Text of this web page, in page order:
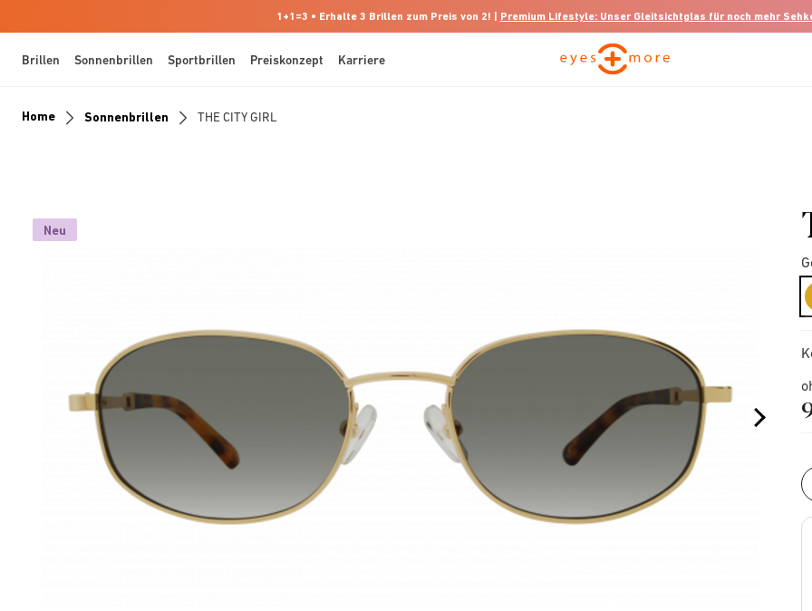
1+1=3 • Erhalte 3 Brillen zum Preis von 2! | Premium Lifestyle: Unser Gleitsichtglas für noch mehr
Brillen Sonnenbrillen Sportbrillen Preiskonzept Karriere
Home Sonnenbrillen THE CITY GIRL
Neu